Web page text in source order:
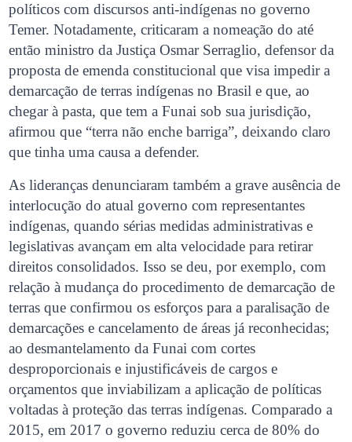
políticos com discursos anti-indígenas no governo
Temer. Notadamente, criticaram a nomeação do até
então ministro da Justiça Osmar Serraglio, defensor da
proposta de emenda constitucional que visa impedir a
demarcação de terras indígenas no Brasil e que, ao
chegar à pasta, que tem a Funai sob sua jurisdição,
afirmou que “terra não enche barriga”, deixando claro
que tinha uma causa a defender.
As lideranças denunciaram também a grave ausência de
interlocução do atual governo com representantes
indígenas, quando sérias medidas administrativas e
legislativas avançam em alta velocidade para retirar
direitos consolidados. Isso se deu, por exemplo, com
relação à mudança do procedimento de demarcação de
terras que confirmou os esforços para a paralisação de
demarcações e cancelamento de áreas já reconhecidas;
ao desmantelamento da Funai com cortes
desproporcionais e injustificáveis de cargos e
orçamentos que inviabilizam a aplicação de políticas
voltadas à proteção das terras indígenas. Comparado a
2015, em 2017 o governo reduziu cerca de 80% do